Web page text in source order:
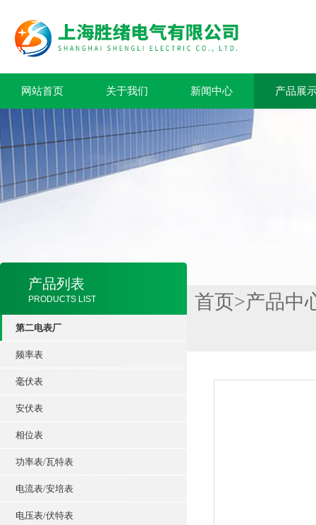
网站首页 关于我们 新闻中心 产品展
产品列表
PRODUCTS LIST
第二电表厂
频率表
毫伏表
安伏表
相位表
功率表/瓦特表
电流表/安培表
电压表/伏特表
首页>产品中